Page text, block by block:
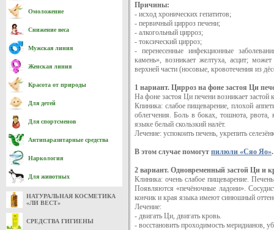
Омоложение
Снижение веса
Мужская линия
Женская линия
Красота от природы
Для детей
Для спортсменов
Антипаразитарные средства
Наркология
Для животных
НАТУРАЛЬНАЯ КОСМЕТИКА
«ЛИ ВЕСТ»
СРЕДСТВА ГИГИЕНЫ
Причины:
- исход хронических гепатитов;
- первичный цирроз печени;
- алкогольный цирроз;
- токсический цирроз;
- перенесенные инфекционные
камень», возникает желтуха, асцит;
верхней части (носовые, кровотечения из
1 нариант. Цирроз на фоне застоя Ци
На фоне застоя Ци печени возникает
Кпиника: слабое пищеварение, плохой
облегчения. Боль в боках, тошнота, рвота,
языке белый скользкий налёт.
Лечение: успокоить печень, укрепить
В этом случае помогут пилюли «Сяо Яо».
2 вариант. Одновременный застой Ци и
Клиника: очень слабое пищеварение.
Появляются «печёночные ладони».
кончик и края языка имеют синюшный
Лечение:
- двигать Ци, двигать кровь.
- восстановить проходимость меридианов,